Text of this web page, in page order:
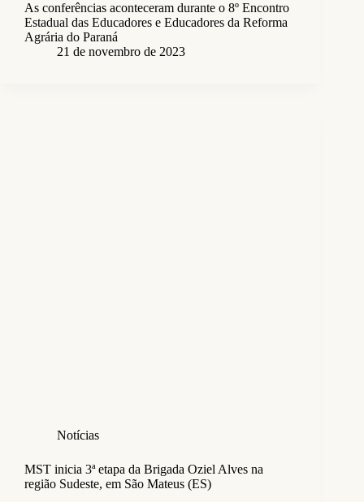
As conferências aconteceram durante o 8º Encontro
Estadual das Educadores e Educadores da Reforma
Agrária do Paraná
21 de novembro de 2023
Notícias
MST inicia 3ª etapa da Brigada Oziel Alves na
região Sudeste, em São Mateus (ES)